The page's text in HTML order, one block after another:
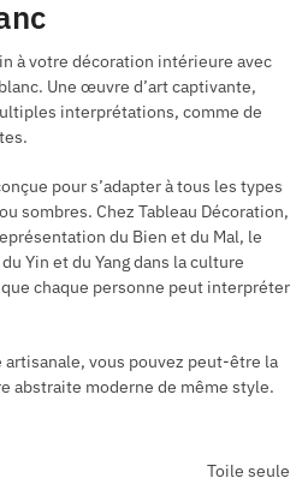
à votre décoration intérieure avec
Une œuvre d’art captivante,
interprétations, comme de
pour s’adapter à tous les types
sombres. Chez Tableau Décoration,
du Bien et du Mal, le
Yin et du Yang dans la culture
chaque personne peut interpréter
vous pouvez peut-être la
abstraite moderne de même style.
Toile seule